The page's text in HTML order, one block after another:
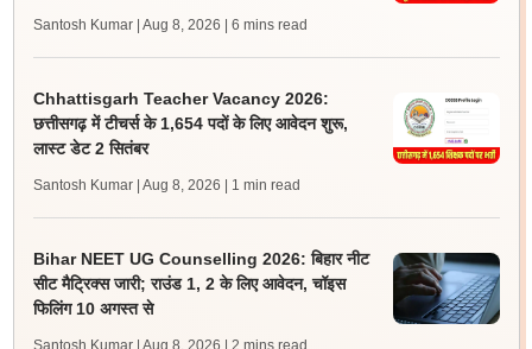
Santosh Kumar | Aug 8, 2026 | 6 mins read
Chhattisgarh Teacher Vacancy 2026:
छत्तीसगढ़ में टीचर्स के 1,654 पदों के लिए आवेदन शुरू,
लास्ट डेट 2 सितंबर
Santosh Kumar | Aug 8, 2026 | 1 min read
Bihar NEET UG Counselling 2026: बिहार नीट
सीट मैट्रिक्स जारी; राउंड 1, 2 के लिए आवेदन, चॉइस
फिलिंग 10 अगस्त से
Santosh Kumar | Aug 8, 2026 | 2 mins read